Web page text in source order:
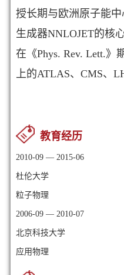
授长期与欧洲原子能
生成器NNLOJET的核
在《Phys. Rev. Lett.》
上的ATLAS、CMS、
教育经历
2010-09 — 2015-06
杜伦大学
粒子物理
2006-09 — 2010-07
北京科技大学
应用物理